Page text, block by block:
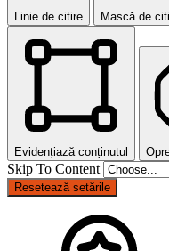
Linie de citire Mască de
Evidențiază conținutul
Skip To Content
Resetează setările